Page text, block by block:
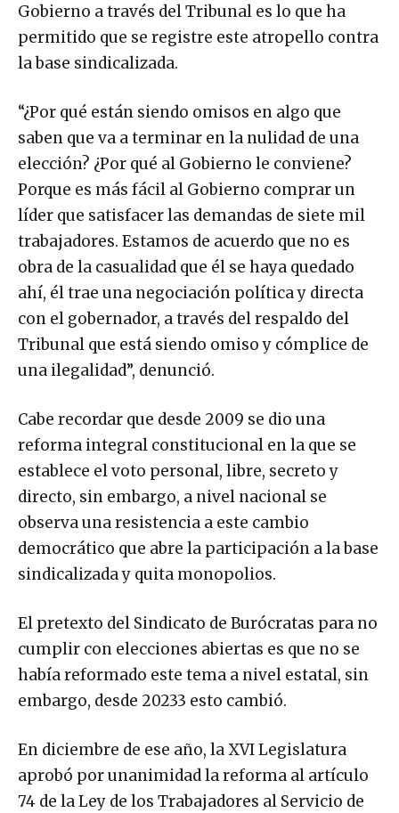
Gobierno a través del Tribunal es lo que ha
permitido que se registre este atropello contra
la base sindicalizada.
“¿Por qué están siendo omisos en algo que
saben que va a terminar en la nulidad de una
elección? ¿Por qué al Gobierno le conviene?
Porque es más fácil al Gobierno comprar un
líder que satisfacer las demandas de siete mil
trabajadores. Estamos de acuerdo que no es
obra de la casualidad que él se haya quedado
ahí, él trae una negociación política y directa
con el gobernador, a través del respaldo del
Tribunal que está siendo omiso y cómplice de
una ilegalidad”, denunció.
Cabe recordar que desde 2009 se dio una
reforma integral constitucional en la que se
establece el voto personal, libre, secreto y
directo, sin embargo, a nivel nacional se
observa una resistencia a este cambio
democrático que abre la participación a la base
sindicalizada y quita monopolios.
El pretexto del Sindicato de Burócratas para no
cumplir con elecciones abiertas es que no se
había reformado este tema a nivel estatal, sin
embargo, desde 20233 esto cambió.
En diciembre de ese año, la XVI Legislatura
aprobó por unanimidad la reforma al artículo
74 de la Ley de los Trabajadores al Servicio de